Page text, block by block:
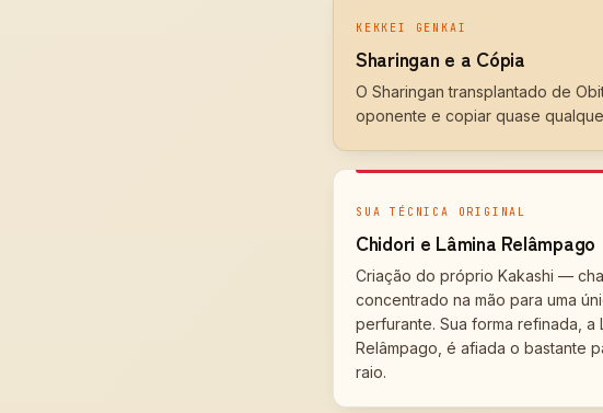
KEKKEI GENKAI
Sharingan e a Cópia
O Sharingan transplantado de
oponente e copiar quase
SUA TÉCNICA ORIGINAL
Chidori e Lâmina Relâmpago
Criação do próprio Kakashi —
concentrado na mão para uma
perfurante. Sua forma refinada, a
Relâmpago, é afiada o bastante
raio.